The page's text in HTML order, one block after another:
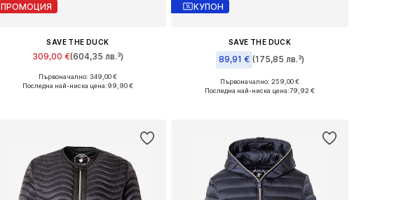
ПРОМОЦИЯ
SAVE THE DUCK
309,00 €(604,35 лв.³)
Налични размери: XL, XXL, XXXL
Първоначално: 349,00 €
Последна най-ниска цена:99,90 €
КУПОН
SAVE THE DUCK
89,91 € (175,85 лв.³)
Налични размери: L
Първоначално: 259,00 €
Последна най-ниска цена:79,92 €